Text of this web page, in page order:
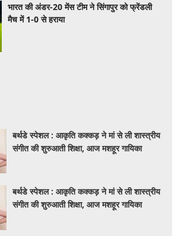
भारत की अंडर-20 मेंस टीम ने सिंगापुर को फ्रेंडली
मैच में 1-0 से हराया
बर्थडे स्पेशल : आकृति कक्कड़ ने मां से ली शास्त्रीय
संगीत की शुरुआती शिक्षा, आज मशहूर गायिका
बर्थडे स्पेशल : आकृति कक्कड़ ने मां से ली शास्त्रीय
संगीत की शुरुआती शिक्षा, आज मशहूर गायिका